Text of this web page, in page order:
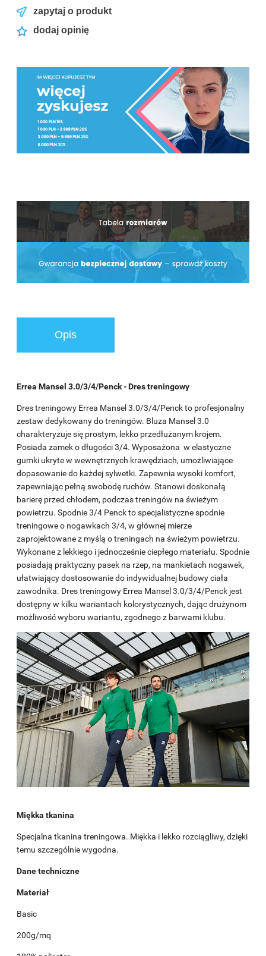
zapytaj o produkt
dodaj opinię
Opis
Errea Mansel 3.0/3/4/Penck - Dres treningowy
Dres treningowy Errea Mansel 3.0/3/4/Penck to profesjonalny
zestaw dedykowany do treningów. Bluza Mansel 3.0
charakteryzuje się prostym, lekko przedłużanym krojem.
Posiada zamek o długości 3/4. Wyposażona w elastyczne
gumki ukryte w wewnętrznych krawędziach, umożliwiające
dopasowanie do każdej sylwetki. Zapewnia wysoki komfort,
zapewniając pełną swobodę ruchów. Stanowi doskonałą
barierę przed chłodem, podczas treningów na świeżym
powietrzu. Spodnie 3/4 Penck to specjalistyczne spodnie
treningowe o nogawkach 3/4, w głównej mierze
zaprojektowane z myślą o treningach na świeżym powietrzu.
Wykonane z lekkiego i jednocześnie ciepłego materiału. Spodnie
posiadają praktyczny pasek na rzep, na mankietach nogawek,
ułatwiający dostosowanie do indywidualnej budowy ciała
zawodnika. Dres treningowy Errea Mansel 3.0/3/4/Penck jest
dostępny w kilku wariantach kolorystycznych, dając drużynom
możliwość wyboru wariantu, zgodnego z barwami klubu.
Miękka tkanina
Specjalna tkanina treningowa. Miękka i lekko rozciągliwy, dzięki
temu szczególnie wygodna.
Dane techniczne
Materiał
Basic
200g/mq